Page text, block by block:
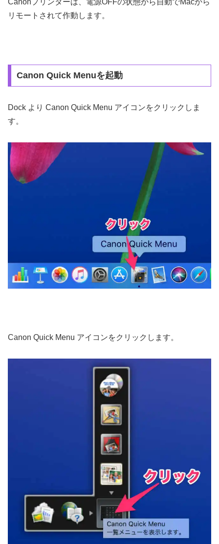
Canonプリンターは、電源OFFの状態から自動でMacから
リモートされて作動します。
Canon Quick Menuを起動
Dock より Canon Quick Menu アイコンをクリックしま
す。
Canon Quick Menu アイコンをクリックします。